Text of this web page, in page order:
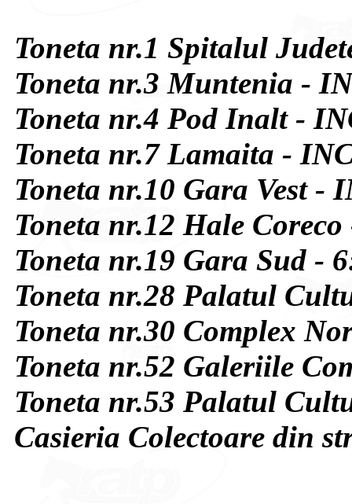
Toneta nr.1 Spitalul
Toneta nr.3 Muntenia -
Toneta nr.4 Pod Inalt -
Toneta nr.7 Lamaita -
Toneta nr.10 Gara Vest -
Toneta nr.12 Hale
Toneta nr.19 Gara Sud -
Toneta nr.28 Palatul
Toneta nr.30 Complex
Toneta nr.52 Galeriile
Toneta nr.53 Palatul
Casieria Colectoare din